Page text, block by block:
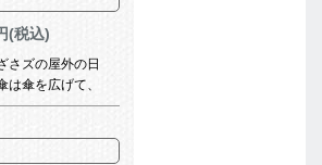
(税込)
さズの屋外の日
は傘を広げて、
店の長い正方形